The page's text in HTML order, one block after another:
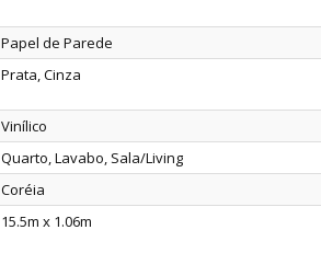
Papel de Parede
Prata, Cinza
Vinílico
Quarto, Lavabo, Sala/Living
Coréia
15.5m x 1.06m